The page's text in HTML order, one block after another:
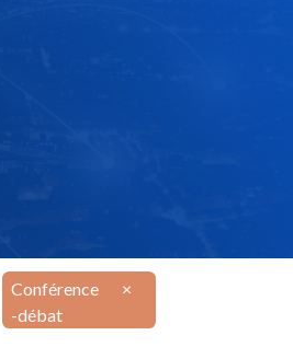
Conférence
-débat
×